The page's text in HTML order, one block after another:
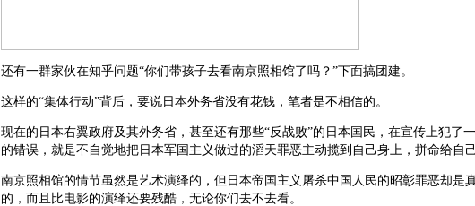
还有一群家伙在知乎问题“你们带孩子去看南京照相馆了吗？”下面搞团建。
这样的“集体行动”背后，要说日本外务省没有花钱，笔者是不相信的。
现在的日本右翼政府及其外务省，甚至还有那些“反战败”的日本国民，在宣传上犯了
的错误，就是不自觉地把日本军国主义做过的滔天罪恶主动揽到自己身上，拼命给自己
南京照相馆的情节虽然是艺术演绎的，但日本帝国主义屠杀中国人民的昭彰罪恶却是
的，而且比电影的演绎还要残酷，无论你们去不去看。